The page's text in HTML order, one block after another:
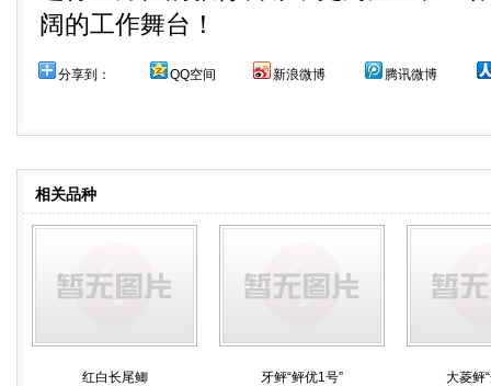
阔的工作舞台！
分享到： QQ空间 新浪微博 腾讯微博
相关品种
红白长尾鲫 牙鲆“鲆优1号” 大菱鲆